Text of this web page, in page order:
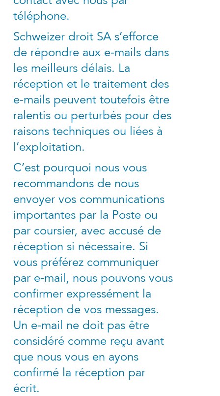
téléphone.
Schweizer droit SA s’efforce
de répondre aux e-mails dans
les meilleurs délais. La
réception et le traitement des
e-mails peuvent toutefois être
ralentis ou perturbés pour des
raisons techniques ou liées à
l’exploitation.
C’est pourquoi nous vous
recommandons de nous
envoyer vos communications
importantes par la Poste ou
par coursier, avec accusé de
réception si nécessaire. Si
vous préférez communiquer
par e-mail, nous pouvons vous
confirmer expressément la
réception de vos messages.
Un e-mail ne doit pas être
considéré comme reçu avant
que nous vous en ayons
confirmé la réception par
écrit.